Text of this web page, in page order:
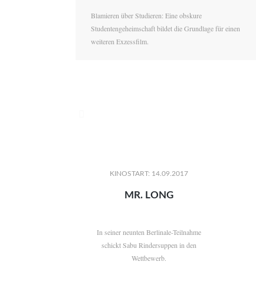
Blamieren über Studieren: Eine obskure
Studentengeheimschaft bildet die Grundlage für einen
weiteren Exzessfilm.
KINOSTART: 14.09.2017
MR. LONG
In seiner neunten Berlinale-Teilnahme
schickt Sabu Rindersuppen in den
Wettbewerb.